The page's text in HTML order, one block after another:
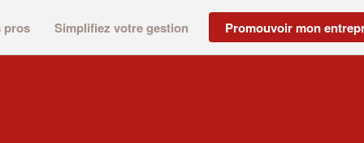
pros Simplifiez votre gestion Promouvoir mon